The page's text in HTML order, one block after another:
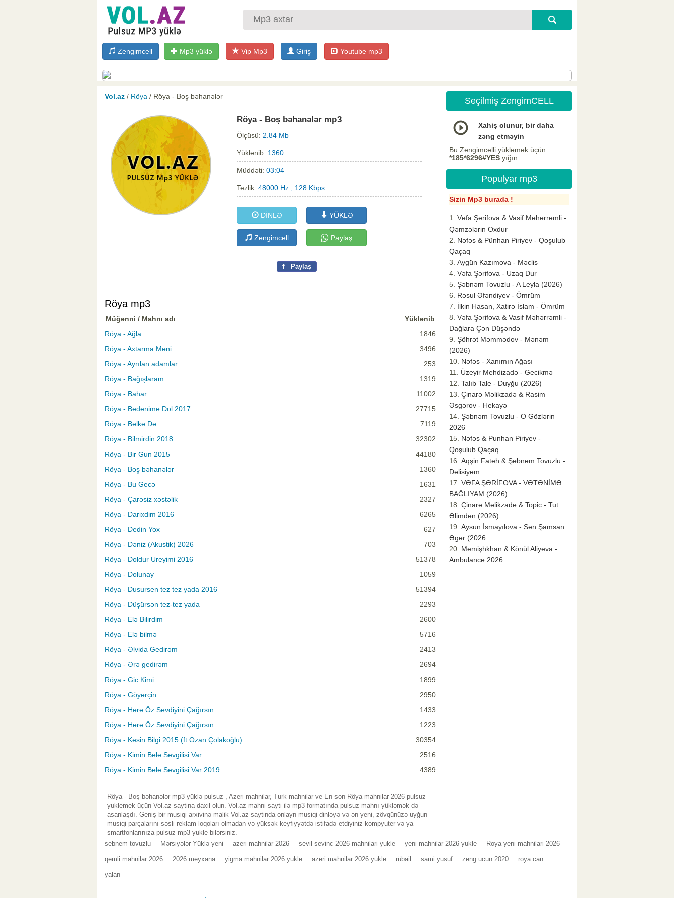
Zengimcell Mp3 yüklə Vip Mp3 Giriş Youtube mp3
Vol.az / Röya / Röya - Boş bəhanələr
Röya - Boş bəhanələr mp3
Ölçüsü: 2.84 Mb
Yüklənib: 1360
Müddəti: 03:04
Tezlik: 48000 Hz , 128 Kbps
DİNLƏ YÜKLƏ
Zengimcell Paylaş
f Paylaş
Röya mp3
Müğənni / Mahnı adı
Yüklənib
Röya - Ağla
1846
Röya - Axtarma Məni
3496
Röya - Ayrılan adamlar
253
Röya - Bağışlaram
1319
Röya - Bahar
11002
Röya - Bedenime Dol 2017
27715
Röya - Bəlkə Də
7119
Röya - Bilmirdin 2018
32302
Röya - Bir Gun 2015
44180
Röya - Boş bəhanələr
1360
Röya - Bu Gecə
1631
Röya - Çarəsiz xəstəlik
2327
Röya - Darixdim 2016
6265
Röya - Dedin Yox
627
Röya - Dəniz (Akustik) 2026
703
Röya - Doldur Ureyimi 2016
51378
Röya - Dolunay
1059
Röya - Dusursen tez tez yada 2016
51394
Röya - Düşürsən tez-tez yada
2293
Röya - Elə Bilirdim
2600
Röya - Elə bilmə
5716
Röya - Əlvida Gedirəm
2413
Röya - Ərə gedirəm
2694
Röya - Gic Kimi
1899
Röya - Göyərçin
2950
Röya - Hərə Öz Sevdiyini Çağırsın
1433
Röya - Hərə Öz Sevdiyini Çağırsın
1223
Röya - Kesin Bilgi 2015 (ft Ozan Çolakoğlu)
30354
Röya - Kimin Belə Sevgilisi Var
2516
Röya - Kimin Bele Sevgilisi Var 2019
4389
Röya - Boş bəhanələr mp3 yüklə pulsuz , Azeri mahnilar, Turk mahnilar ve En son Röya mahnilar 2026 pulsuz
yuklemek üçün Vol.az saytina daxil olun. Vol.az mahni sayti ilə mp3 formatında pulsuz mahnı yükləmək də
asanlaşdı. Geniş bir musiqi arxivinə malik Vol.az saytinda onlayn musiqi dinləyə və ən yeni, zövqünüzə uyğun
musiqi parçalarını səsli reklam loqoları olmadan və yüksək keyfiyyətdə istifadə etdiyiniz kompyuter və ya
smartfonlarınıza pulsuz mp3 yukle bilərsiniz.
Seçilmiş ZengimCELL
Xahiş olunur, bir daha
zəng etməyin
Bu Zengimcelli yükləmək üçün
*185*6296#YES yığın
Populyar mp3
Sizin Mp3 burada !
Vəfa Şərifova & Vasif Məhərrəmli -
Qəmzələrin Oxdur
Nəfəs & Pünhan Piriyev - Qoşulub
Qaçaq
Aygün Kazımova - Məclis
Vəfa Şərifova - Uzaq Dur
Şəbnəm Tovuzlu - A Leyla (2026)
Rəsul Əfəndiyev - Ömrüm
İlkin Hasan, Xatirə İslam - Ömrüm
Vəfa Şərifova & Vasif Məhərrəmli -
Dağlara Çən Düşəndə
Şöhrət Məmmədov - Mənəm
(2026)
Nəfəs - Xanımın Ağası
Üzeyir Mehdizadə - Gecikmə
Talıb Tale - Duyğu (2026)
Çinarə Məlikzadə & Rasim
Əsgərov - Hekayə
Şəbnəm Tovuzlu - O Gözlərin
2026
Nəfəs & Punhan Piriyev -
Qoşulub Qaçaq
Aqşin Fateh & Şəbnəm Tovuzlu -
Dəlisiyəm
VƏFA ŞƏRİFOVA - VƏTƏNİMƏ
BAĞLIYAM (2026)
Çinarə Məlikzade & Topic - Tut
Əlimdən (2026)
Aysun İsmayılova - Sən Şamsan
Əgər (2026
Memişhkhan & Könül Aliyeva -
Ambulance 2026
sebnem tovuzlu Mərsiyələr Yüklə yeni azeri mahnilar 2026 sevil sevinc 2026 mahnilari yukle yeni mahnilar 2026 yukle Roya yeni mahnilari 2026
qemli mahnilar 2026 2026 meyxana yigma mahnilar 2026 yukle azeri mahnilar 2026 yukle rübail sami yusuf zeng ucun 2020 roya can
yalan